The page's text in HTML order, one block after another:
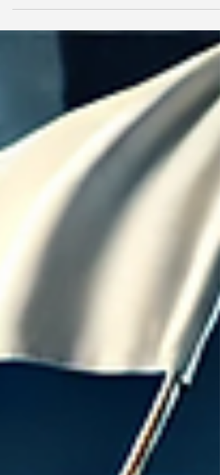
América Latina, com soluções que atendem